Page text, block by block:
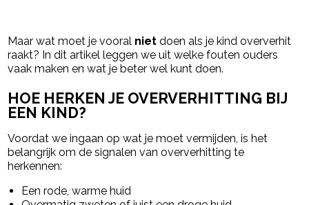
Maar wat moet je vooral niet doen als je kind oververhit
raakt? In dit artikel leggen we uit welke fouten ouders
vaak maken en wat je beter wel kunt doen.
HOE HERKEN JE OVERVERHITTING BIJ
EEN KIND?
Voordat we ingaan op wat je moet vermijden, is het
belangrijk om de signalen van oververhitting te
herkennen:
Een rode, warme huid